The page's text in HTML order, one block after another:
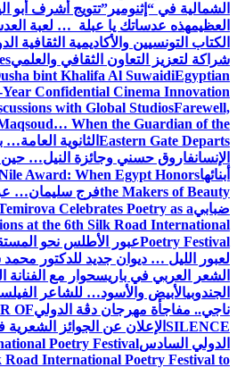
الشمالية في “إثنومير”تتويج أشرف أبو
العظيمهذه عدساتك يا عبلة … لعبة
الكتاب التونسيين والأكاديمية الثقافية
شراكة لتعزيز التعاون الثقافي والعلمي
bint Khalifa Al SuwaidiEgyptian
Confidential Cinema Innovation
with Global StudiosFarewell,
When the Guardian of the
Eastern Gate Departs الثانوية
الإنسانفاروق حسني وجائزة النيل… حين
أبنائهاAward: When Egypt Honors
the Makers of Beautyفرج سليمان…
ضبابيCelebrates Poetry as a
at the 6th Silk Road International
Poetry Festivalعبور الأطلس نحو
لعبور الليل … ديوان جديد للدكتور
الشعر العربي في باريسحوار مع الفنانة
الجندوبيالأبيض والأسود… للشاعر
ناجي.. مفاجأة مهرجان دڨة الدوليOF
SILENCE الإعلان عن الجوائز
الدولي السادسPoetry Festival
Road International Poetry Festival to